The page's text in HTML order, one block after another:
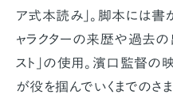
ア式本読み」。脚本には
ャラクターの来歴や過去
スト」の使用。濱口監督の
が役を掴んでいくまでのさ